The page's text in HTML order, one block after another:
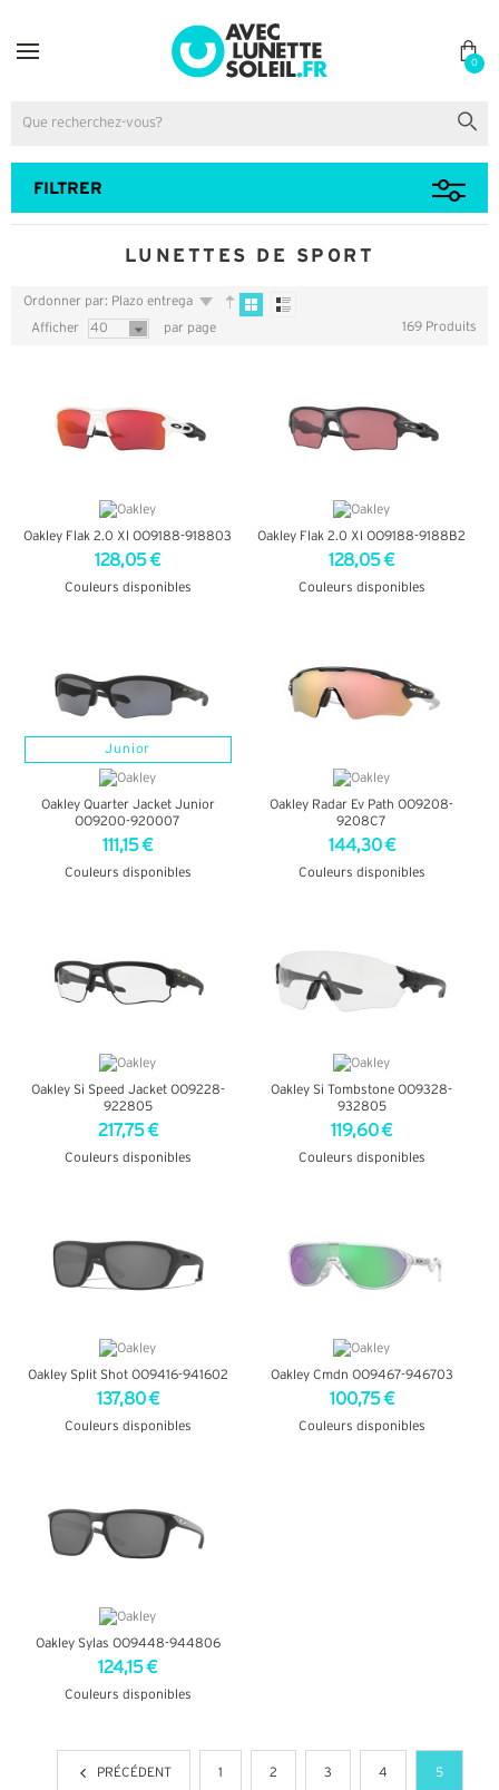
0
FILTRER
LUNETTES DE SPORT
Ordonner par: Plazo entrega
Afficher 40 par page 169 Produits
Oakley Flak 2.0 Xl OO9188-918803
128,05 €
Couleurs disponibles
Oakley Flak 2.0 Xl OO9188-9188B2
128,05 €
Couleurs disponibles
Junior
Oakley Quarter Jacket Junior
OO9200-920007
111,15 €
Couleurs disponibles
Oakley Radar Ev Path OO9208-
9208C7
144,30 €
Couleurs disponibles
Oakley Si Speed Jacket OO9228-
922805
217,75 €
Couleurs disponibles
Oakley Si Tombstone OO9328-
932805
119,60 €
Couleurs disponibles
Oakley Split Shot OO9416-941602
137,80 €
Couleurs disponibles
Oakley Cmdn OO9467-946703
100,75 €
Couleurs disponibles
Oakley Sylas OO9448-944806
124,15 €
Couleurs disponibles
PRÉCÉDENT 1 2 3 4 5